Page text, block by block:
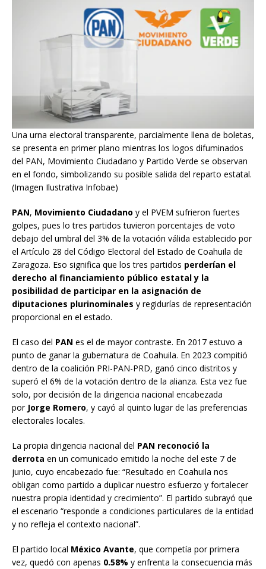
Una urna electoral transparente, parcialmente llena de boletas,
se presenta en primer plano mientras los logos difuminados
del PAN, Movimiento Ciudadano y Partido Verde se observan
en el fondo, simbolizando su posible salida del reparto estatal.
(Imagen Ilustrativa Infobae)
PAN, Movimiento Ciudadano y el PVEM sufrieron fuertes
golpes, pues lo tres partidos tuvieron porcentajes de voto
debajo del umbral del 3% de la votación válida establecido por
el Artículo 28 del Código Electoral del Estado de Coahuila de
Zaragoza. Eso significa que los tres partidos perderían el
derecho al financiamiento público estatal y la
posibilidad de participar en la asignación de
diputaciones plurinominales y regidurías de representación
proporcional en el estado.
El caso del PAN es el de mayor contraste. En 2017 estuvo a
punto de ganar la gubernatura de Coahuila. En 2023 compitió
dentro de la coalición PRI-PAN-PRD, ganó cinco distritos y
superó el 6% de la votación dentro de la alianza. Esta vez fue
solo, por decisión de la dirigencia nacional encabezada
por Jorge Romero, y cayó al quinto lugar de las preferencias
electorales locales.
La propia dirigencia nacional del PAN reconoció la
derrota en un comunicado emitido la noche del este 7 de
junio, cuyo encabezado fue: “Resultado en Coahuila nos
obligan como partido a duplicar nuestro esfuerzo y fortalecer
nuestra propia identidad y crecimiento”. El partido subrayó que
el escenario “responde a condiciones particulares de la entidad
y no refleja el contexto nacional”.
El partido local México Avante, que competía por primera
vez, quedó con apenas 0.58% y enfrenta la consecuencia más